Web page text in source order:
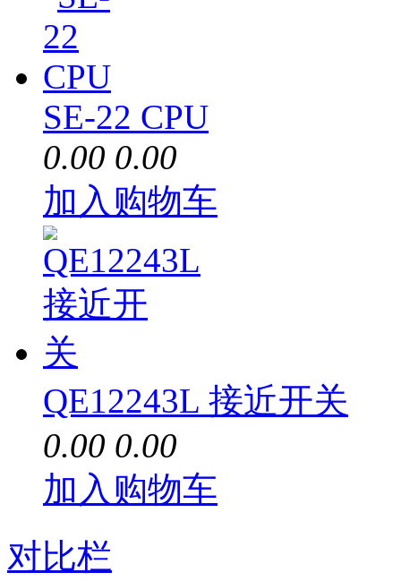
SE-22 CPU
0.00 0.00
加入购物车
QE12243L 接近开关
0.00 0.00
加入购物车
对比栏